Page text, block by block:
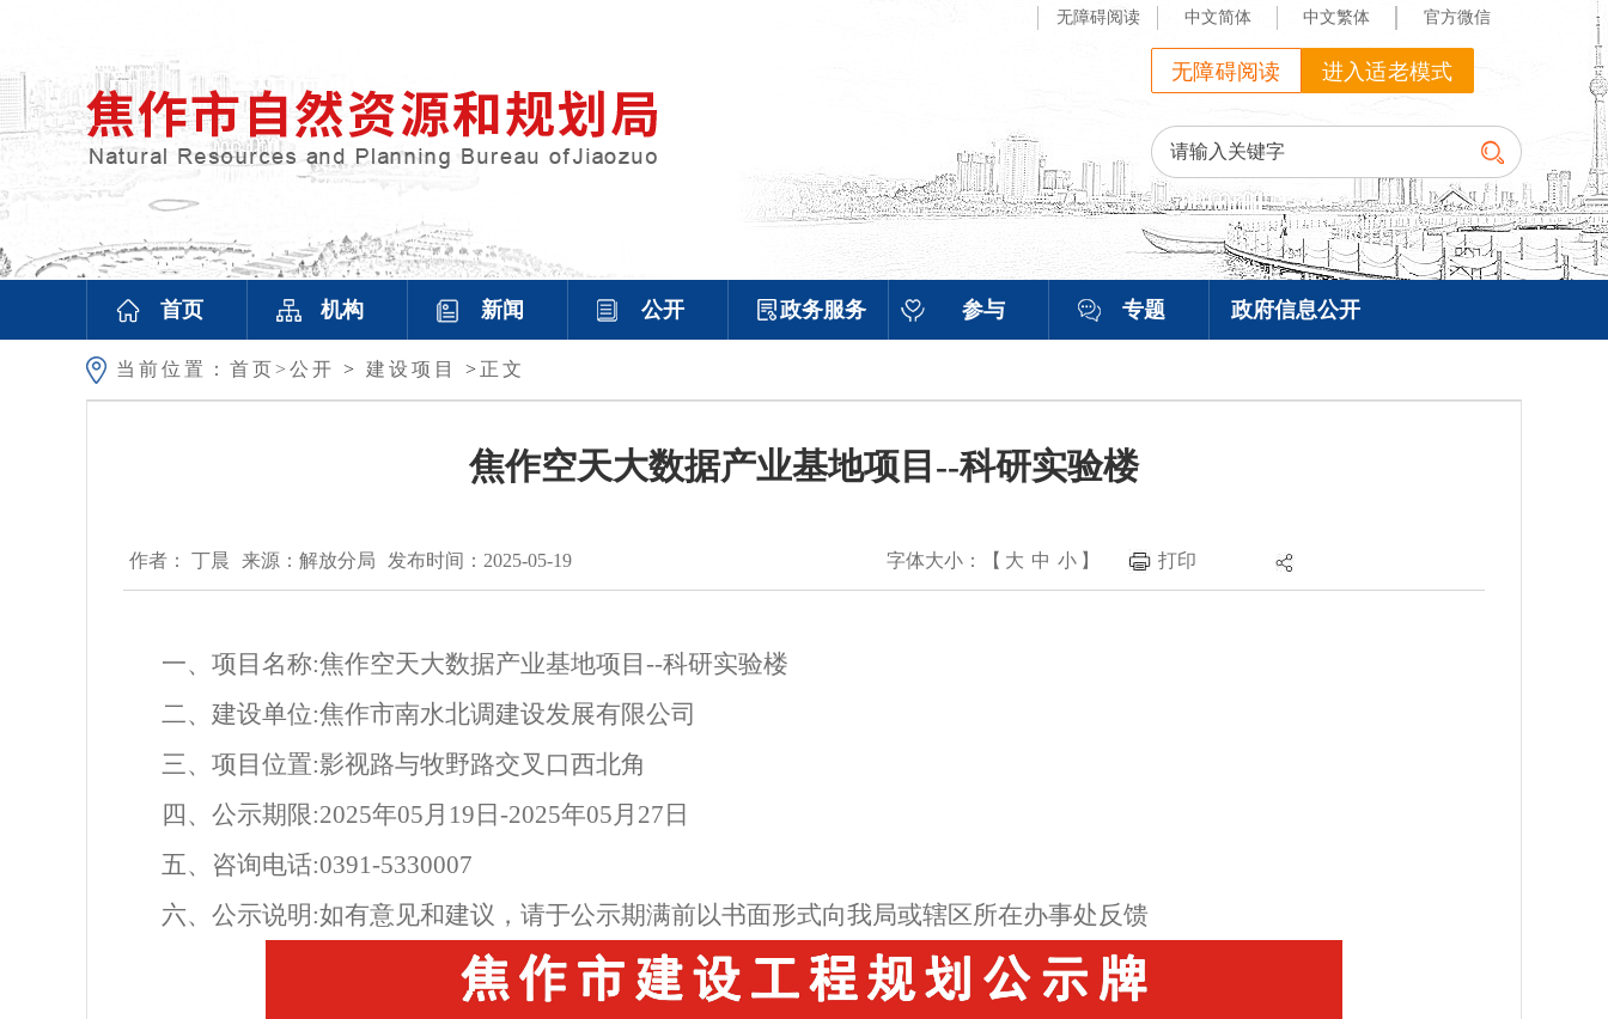
无障碍阅读 中文简体 中文繁体 官方微信
进入适老模式
无障碍阅读
首页 机构 新闻 公开 政务服务 参与 专题 政府信息公开
当前位置： 首页> 公开 > 建设项目 > 正文
焦作空天大数据产业基地项目--科研实验楼
作者： 丁晨 来源：解放分局 发布时间：2025-05-19 字体大小：【 大 中 小 】 打印
一、 项目名称:焦作空天大数据产业基地项目--科研实验楼
二、 建设单位:焦作市南水北调建设发展有限公司
三、 项目位置:影视路与牧野路交叉口西北角
四、公示期限:2025年05月19日-2025年05月27日
五、咨询电话:0391-5330007
六、公示说明 :如有意见和建议 ，请于公示期满前以书面形式向我局或辖区所在办事处反馈